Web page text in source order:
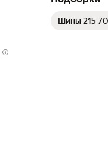
Шины 215 70